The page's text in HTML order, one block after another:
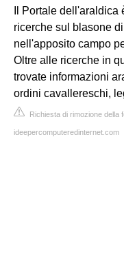
Il Portale
ricerche sul blasone
nell'apposito campo
Oltre alle ricerche in
trovate informazioni
ordini cavallereschi,
Richiesta di rimozione della
ideepercomputeredinternet.com